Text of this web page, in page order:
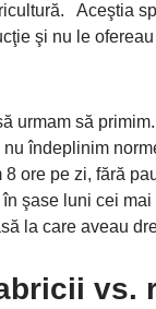
Aceştia
şi nu le
urmam să
îndeplinim
ore pe zi, fără
şase luni cei
la care aveau
vs.